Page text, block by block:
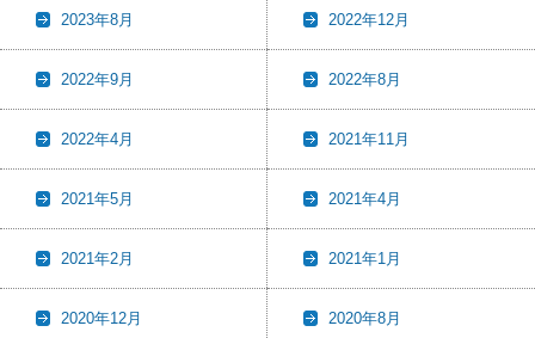
2023年8月 2022年12月
2022年9月 2022年8月
2022年4月 2021年11月
2021年5月 2021年4月
2021年2月 2021年1月
2020年12月 2020年8月